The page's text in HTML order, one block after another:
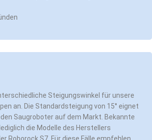
Steigungswinkel für unsere
an. Die Standardsteigung von 15° eignet
Saugroboter auf dem Markt. Bekannte
die Modelle des Herstellers